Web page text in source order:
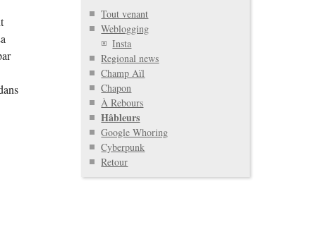
Tout venant
Weblogging
Insta
Regional news
Champ Aïl
Chapon
À Rebours
Hâbleurs
Google Whoring
Cyberpunk
Retour